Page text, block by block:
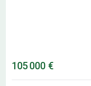
105 000 €